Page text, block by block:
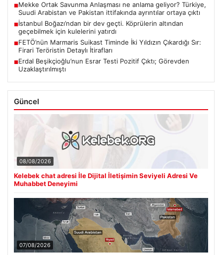
■Mekke Ortak Savunma Anlaşması ne anlama geliyor? Türkiye,
Suudi Arabistan ve Pakistan ittifakında ayrıntılar ortaya çıktı
■İstanbul Boğazı’ndan bir dev geçti. Köprülerin altından
geçebilmek için kulelerini yatırdı
■FETÖ’nün Marmaris Suikast Timinde İki Yıldızın Çıkardığı Sır:
Firari Teröristin Detaylı İtirafları
■Erdal Beşikçioğlu’nun Esrar Testi Pozitif Çıktı; Görevden
Uzaklaştırılmıştı
Güncel
08/08/2026
Kelebek chat adresi İle Dijital İletişimin Seviyeli Adresi Ve
Muhabbet Deneyimi
07/08/2026